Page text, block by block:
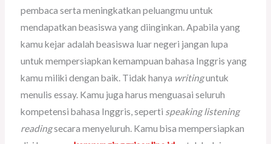
pembaca serta meningkatkan peluangmu untuk
mendapatkan beasiswa yang diinginkan. Apabila yang
kamu kejar adalah beasiswa luar negeri jangan lupa
untuk mempersiapkan kemampuan bahasa Inggris yang
kamu miliki dengan baik. Tidak hanya writinguntuk
menulis essay. Kamu juga harus menguasai seluruh
kompetensi bahasa Inggris, seperti speaking listening
readingsecara menyeluruh. Kamu bisa mempersiapkan